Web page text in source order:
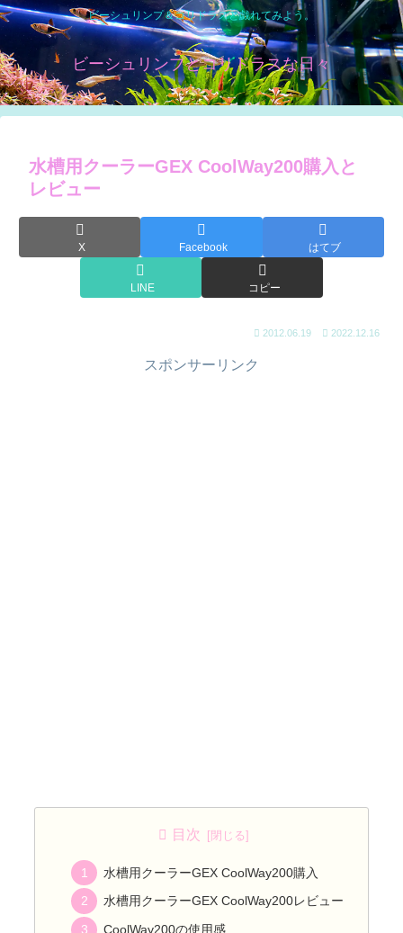
ビーシュリンプ＆コリドラスと戯れてみよう。
ビーシュリンプとコリドラスな日々
水槽用クーラーGEX CoolWay200購入と
レビュー
X Facebook はてブ
LINE コピー
2012.06.19 2022.12.16
スポンサーリンク
目次
水槽用クーラーGEX CoolWay200購入
水槽用クーラーGEX CoolWay200レビュー
CoolWay200の使用感